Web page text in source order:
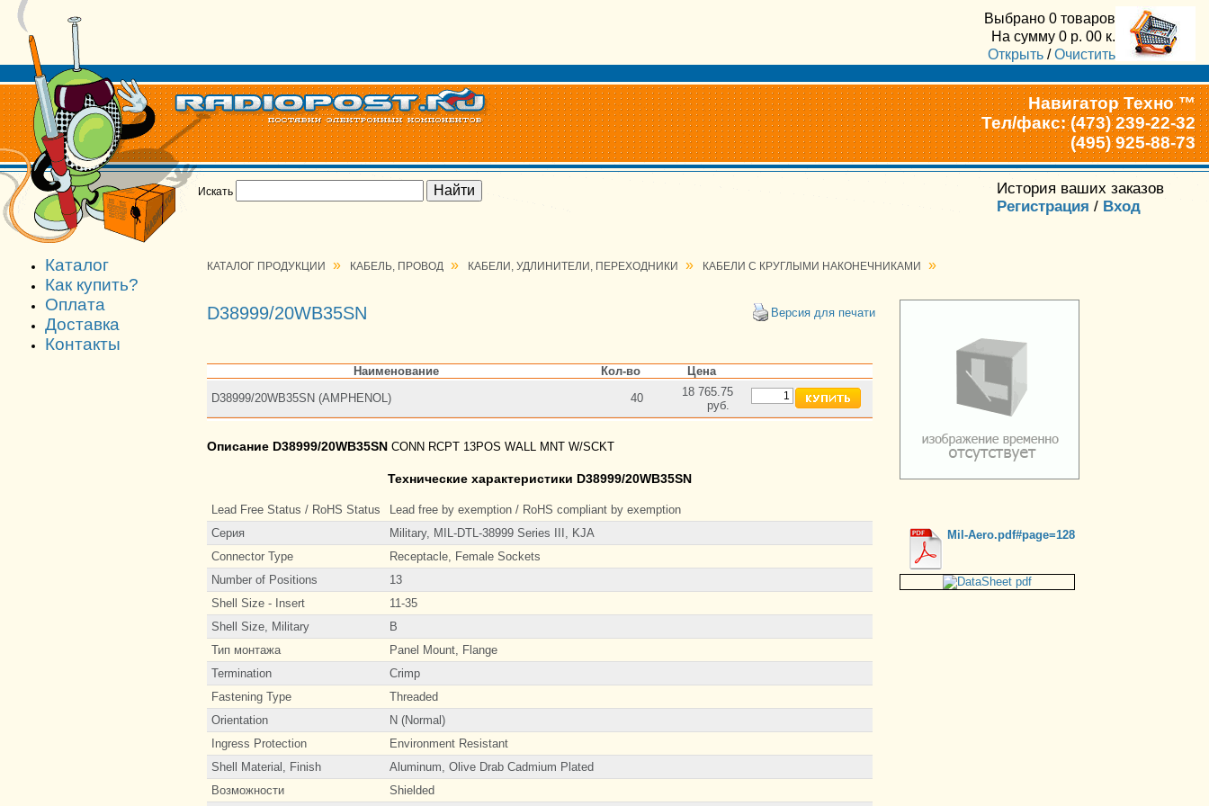
Выбрано 0 товаров
На сумму 0 р. 00 к.
Открыть /Очистить
Навигатор Техно ™
Тел/факс: (473) 239-22-32
(495) 925-88-73
Искать
История ваших заказов
Регистрация / Вход
Каталог
Как купить?
Оплата
Доставка
Контакты
КАТАЛОГ ПРОДУКЦИИ » КАБЕЛЬ, ПРОВОД » КАБЕЛИ, УДЛИНИТЕЛИ, ПЕРЕХОДНИКИ » КАБЕЛИ С КРУГЛЫМИ НАКОНЕЧНИКАМИ »
D38999/20WB35SN Версия для печати
Наименование Кол-во
Цена
D38999/20WB35SN (AMPHENOL)
40
18 765.75
руб.
Описание D38999/20WB35SN CONN RCPT 13POS WALL MNT W/SCKT
Технические характеристики D38999/20WB35SN
Lead Free Status / RoHS Status
Lead free by exemption / RoHS compliant by exemption
Серия
Military, MIL-DTL-38999 Series III, KJA
Connector Type
Receptacle, Female Sockets
Number of Positions
13
Shell Size - Insert
11-35
Shell Size, Military
B
Тип монтажа
Panel Mount, Flange
Termination
Crimp
Fastening Type
Threaded
Orientation
N (Normal)
Ingress Protection
Environment Resistant
Shell Material, Finish
Aluminum, Olive Drab Cadmium Plated
Возможности
Shielded
Mil-Aero.pdf#page=128